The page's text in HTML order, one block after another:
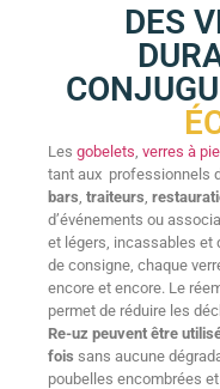
DES
Les gobelets verres à
tant aux professionnels
bars traiteurs
d’événements ou
et légers, incassables et
de consigne, chaque
encore et encore. Le
permet de réduire les
Re-uz peuvent être
fois sans aucune
poubelles encombrées